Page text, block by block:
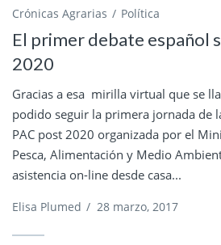
Crónicas Agrarias Política
El primer debate español
2020
Gracias a esa mirilla virtual que se
podido seguir la primera jornada de
PAC post 2020 organizada por el
Pesca, Alimentación y Medio
asistencia on-line desde casa...
Elisa Plumed / 28 marzo, 2017